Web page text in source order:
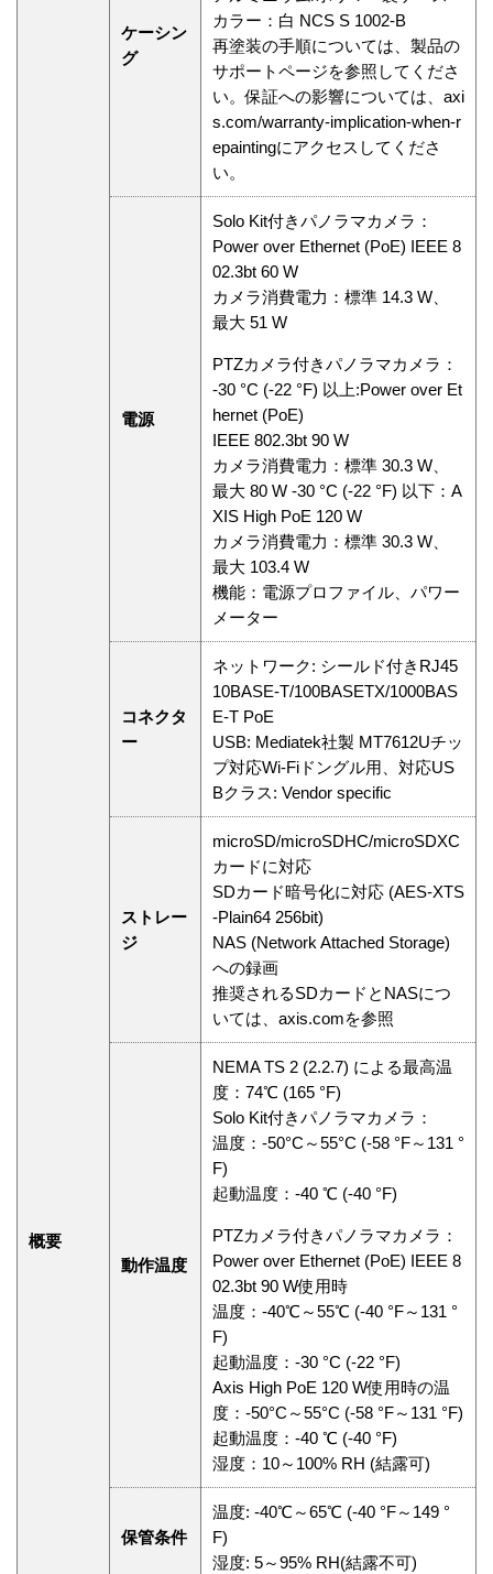
概要
ケーシン
グ
カラー：白 NCS S 1002-B
再塗装の手順については、製品の
サポートページを参照してくださ
い。保証への影響については、axi
s.com/warranty-implication-when-r
epaintingにアクセスしてくださ
い。
電源
Solo Kit付きパノラマカメラ：
Power over Ethernet (PoE) IEEE 8
02.3bt 60 W
カメラ消費電力：標準 14.3 W、
最大 51 W
PTZカメラ付きパノラマカメラ：
-30 °C (-22 °F) 以上:Power over Et
hernet (PoE)
IEEE 802.3bt 90 W
カメラ消費電力：標準 30.3 W、
最大 80 W -30 °C (-22 °F) 以下：A
XIS High PoE 120 W
カメラ消費電力：標準 30.3 W、
最大 103.4 W
機能：電源プロファイル、パワー
メーター
コネクタ
ー
ネットワーク: シールド付きRJ45
10BASE-T/100BASETX/1000BAS
E-T PoE
USB: Mediatek社製 MT7612Uチッ
プ対応Wi-Fiドングル用、対応US
Bクラス: Vendor specific
ストレー
ジ
microSD/microSDHC/microSDXC
カードに対応
SDカード暗号化に対応 (AES-XTS
-Plain64 256bit)
NAS (Network Attached Storage)
への録画
推奨されるSDカードとNASにつ
いては、axis.comを参照
動作温度
NEMA TS 2 (2.2.7) による最高温
度：74℃ (165 °F)
Solo Kit付きパノラマカメラ：
温度：-50°C～55°C (-58 °F～131 °
F)
起動温度：-40 ℃ (-40 °F)
PTZカメラ付きパノラマカメラ：
Power over Ethernet (PoE) IEEE 8
02.3bt 90 W使用時
温度：-40℃～55℃ (-40 °F～131 °
F)
起動温度：-30 °C (-22 °F)
Axis High PoE 120 W使用時の温
度：-50°C～55°C (-58 °F～131 °F)
起動温度：-40 ℃ (-40 °F)
湿度：10～100% RH (結露可)
保管条件
温度: -40℃～65℃ (-40 °F～149 °
F)
湿度: 5～95% RH(結露不可)